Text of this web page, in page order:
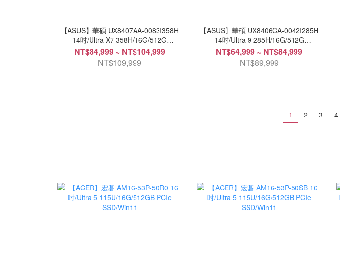
【ASUS】華碩 UX8407AA-0083I358H
14吋/Ultra X7 358H/16G/512G
SSD/Win11/AI雙螢幕筆電
NT$84,999 ~ NT$104,999
NT$109,999
【ASUS】華碩 UX8406CA-0042I285H
14吋/Ultra 9 285H/16G/512G
SSD/Win11/AI雙螢幕筆電
NT$64,999 ~ NT$84,999
NT$89,999
1 2 3 4